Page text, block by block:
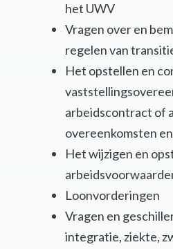
het UWV
Vragen over en
regelen van
Het opstellen en
arbeidscontract of
overeenkomsten
Het wijzigen en
Loonvorderingen
Vragen en
integratie, ziekte,